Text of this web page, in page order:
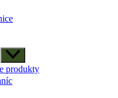
produkty